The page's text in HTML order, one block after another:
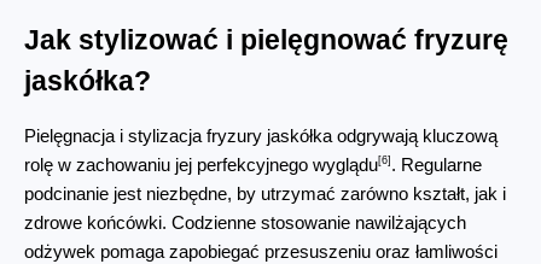
Jak stylizować i pielęgnować fryzurę
jaskółka?
Pielęgnacja i stylizacja fryzury jaskółka odgrywają kluczową
rolę w zachowaniu jej perfekcyjnego wyglądu[6] . Regularne
podcinanie jest niezbędne, by utrzymać zarówno kształt, jak i
zdrowe końcówki. Codzienne stosowanie nawilżających
odżywek pomaga zapobiegać przesuszeniu oraz łamliwości